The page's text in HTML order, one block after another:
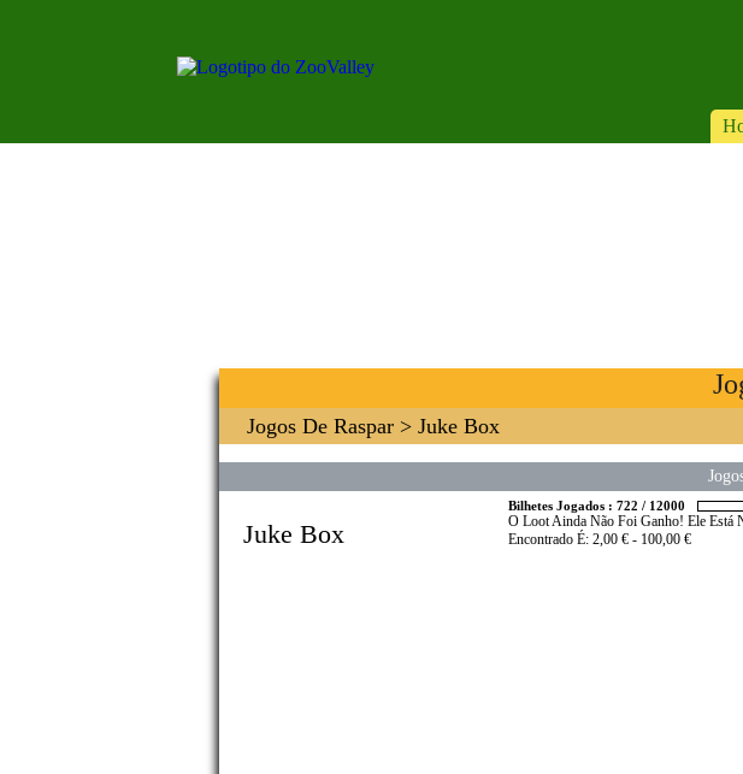
Jogos De Raspar > Juke Box
Juke Box
Bilhetes Jogados : 722 / 12000
O Loot Ainda Não Foi Ganho! Ele Está
Encontrado É: 2,00 € - 100,00 €